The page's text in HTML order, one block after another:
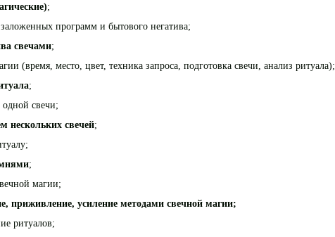
;
программ и бытового негатива;
свечами;
(время, место, цвет, техника запроса, подготовка свечи, анализ ритуала);
;
свечи;
нескольких свечей;
;
магии;
приживление, усиление методами свечной магии;
ритуалов;